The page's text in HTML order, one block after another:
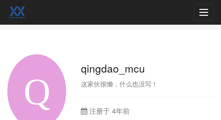
qingdao_mcu
这家伙很懒，什么也没写！
注册于 4年前